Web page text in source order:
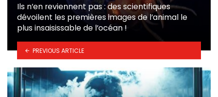
Ils n’en reviennent pas : des scientifiques
dévoilent les premières images de l’animal le
plus insaisissable de l’océan !
PREVIOUS ARTICLE